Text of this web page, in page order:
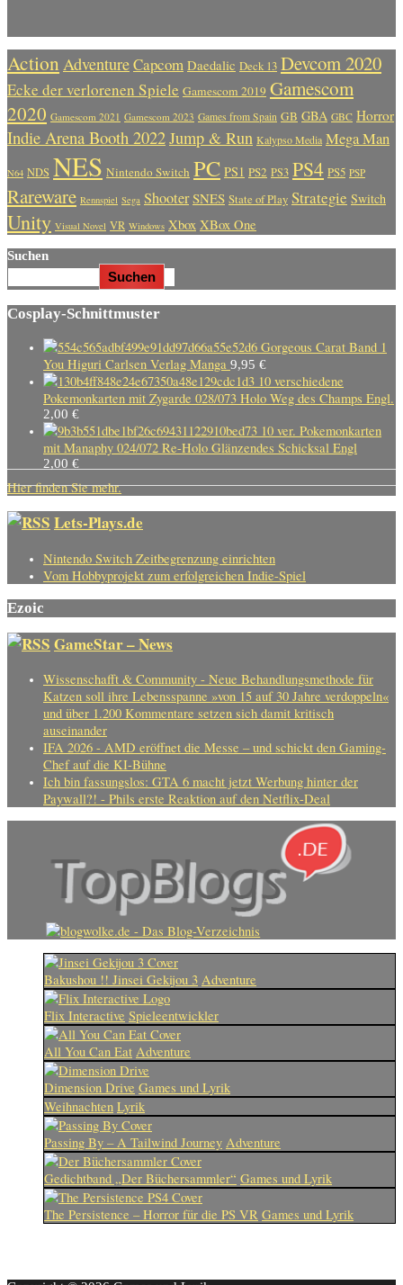
Action AdventureCapcom Daedalic Deck 13 Devcom 2020
Ecke der verlorenen Spiele Gamescom 2019 Gamescom
2020 Gamescom 2021 Gamescom 2023 Games from Spain GB GBA GBC Horror
Indie Arena Booth 2022Jump & Run Kalypso Media Mega Man
N64 NDS NES Nintendo Switch PC PS1 PS2 PS3 PS4 PS5 PSP
Rareware Rennspiel Sega Shooter SNES State of Play Strategie Switch
Unity Visual Novel VR Windows Xbox XBox One
Suchen
Suchen
Cosplay-Schnittmuster
Gorgeous Carat Band 1
You Higuri Carlsen Verlag Manga 9,95 €
10 verschiedene
Pokemonkarten mit Zygarde 028/073 Holo Weg des Champs Engl.
2,00 €
10 ver. Pokemonkarten
mit Manaphy 024/072 Re-Holo Glänzendes Schicksal Engl
2,00 €
Hier finden Sie mehr.
Lets-Plays.de
Nintendo Switch Zeitbegrenzung einrichten
Vom Hobbyprojekt zum erfolgreichen Indie-Spiel
Ezoic
GameStar – News
Wissenschafft & Community - Neue Behandlungsmethode für
Katzen soll ihre Lebensspanne »von 15 auf 30 Jahre verdoppeln«
und über 1.200 Kommentare setzen sich damit kritisch
auseinander
IFA 2026 - AMD eröffnet die Messe – und schickt den Gaming-
Chef auf die KI-Bühne
Ich bin fassungslos: GTA 6 macht jetzt Werbung hinter der
Paywall?! - Phils erste Reaktion auf den Netflix-Deal
Bakushou !! Jinsei Gekijou 3 Adventure
Flix Interactive Spieleentwickler
All You Can Eat Adventure
Dimension Drive Games und Lyrik
Weihnachten Lyrik
Passing By – A Tailwind Journey Adventure
Gedichtband „Der Büchersammler“ Games und Lyrik
The Persistence – Horror für die PS VR Games und Lyrik